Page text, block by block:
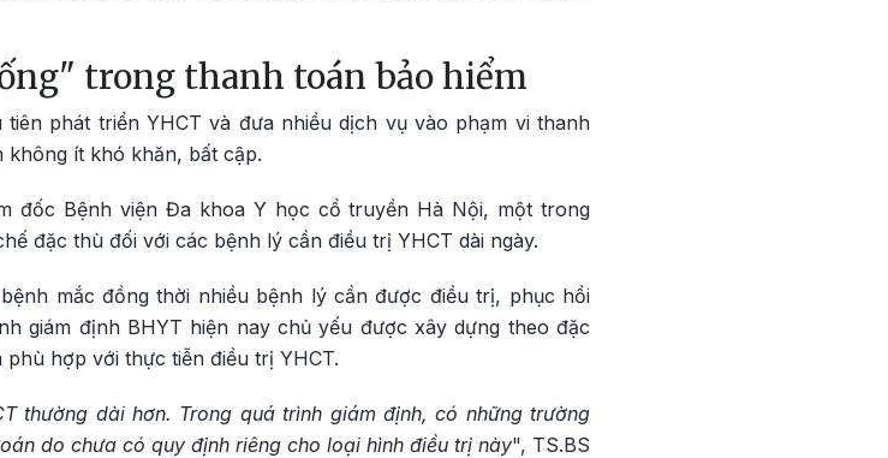
trong thanh toán bảo hiểm
phát triển YHCT và đưa nhiều dịch vụ vào phạm vi thanh
ít khó khăn, bất cập.
đốc Bệnh viện Đa khoa Y học cổ truyền Hà Nội, một trong
đặc thù đối với các bệnh lý cần điều trị YHCT dài ngày.
mắc đồng thời nhiều bệnh lý cần được điều trị, phục hồi
giám định BHYT hiện nay chủ yếu được xây dựng theo đặc
hợp với thực tiễn điều trị YHCT.
thường dài hơn. Trong quá trình giám định, có những trường
do chưa có quy định riêng cho loại hình điều trị này", TS.BS